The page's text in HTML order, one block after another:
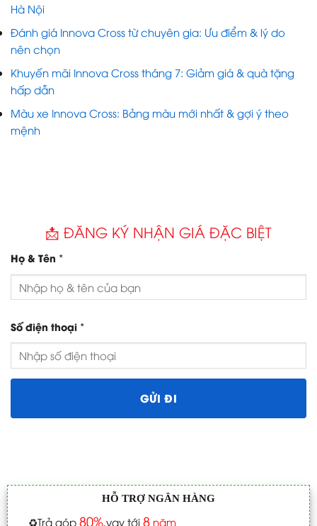
Hà Nội
Đánh giá Innova Cross từ chuyên gia: Ưu điểm & lý do
nên chọn
Khuyến mãi Innova Cross tháng 7: Giảm giá & quà tặng
hấp dẫn
Màu xe Innova Cross: Bảng màu mới nhất & gợi ý theo
mệnh
📩 ĐĂNG KÝ NHẬN GIÁ ĐẶC BIỆT
Họ & Tên *
Số điện thoại *
HỖ TRỢ NGÂN HÀNG
♻️Trả góp 80%,vay tới 8năm